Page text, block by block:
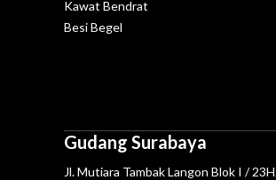
Kawat Bendrat
Besi Begel
Gudang Surabaya
Jl. Mutiara Tambak Langon Blok I / 23H